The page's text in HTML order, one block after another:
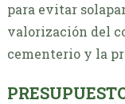
para evitar
valorización del
cementerio y la